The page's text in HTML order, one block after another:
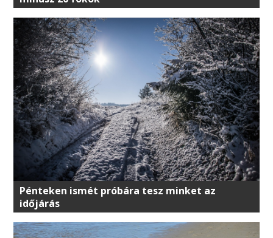
Pénteken ismét próbára tesz minket az
időjárás